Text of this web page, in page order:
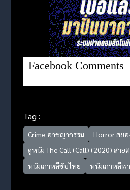
Facebook Comments
Tag :
Crime อาชญากรรม Horror สย
ดูหนัง The Call (Call) (2020) สาย
หนังเกาหลีซับไทย
หนังเกาหลีพ